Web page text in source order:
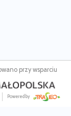
przy wsparciu
Powered by